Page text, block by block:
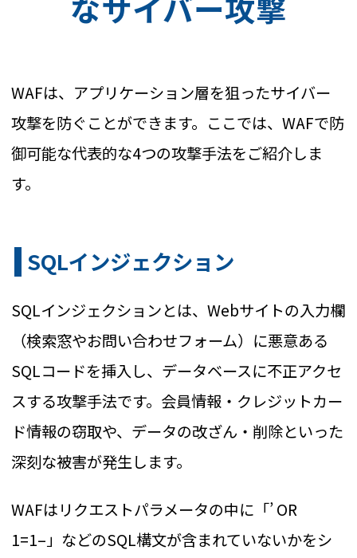
WAFは、アプリケーション層を狙ったサイバー
攻撃を防ぐことができます。 ここでは、WAFで防
御可能な代表的な4つの攻撃手法をご紹介しま
す。
SQLインジェクション
SQLインジェクションとは、Webサイトの入力欄
（検索窓やお問い合わせフォーム）に悪意ある
SQLコードを挿入し、データベースに不正アクセ
スする攻撃手法です。会員情報・クレジットカー
ド情報の窃取や、データの改ざん・削除といった
深刻な被害が発生します。
WAFはリクエストパラメータの中に「’ OR
1=1–」などのSQL構文が含まれていないかをシ